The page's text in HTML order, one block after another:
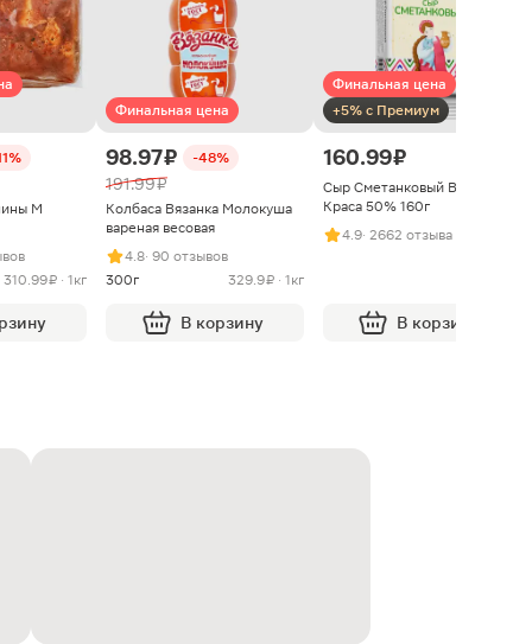
М
310.99 ₽ · 1кг
Финальная цена
98.97 ₽ -48%
191.99 ₽
Колбаса Вязанка Молокуша
вареная весовая
4.8· 90 отзывов
300г
329.9 ₽ · 1кг
В корзину
Финальная цена
+5% с Премиум
160.99 ₽
Сыр Сметанковый Варвара
Краса 50% 160г
4.9· 2662 отзыва
В корзину